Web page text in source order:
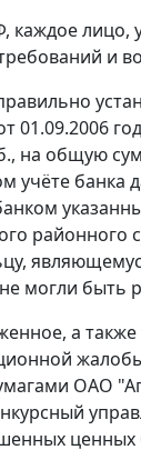
каждое лицо,
и
на общую
учёте
районного
могли быть
а также
ОАО
ценных